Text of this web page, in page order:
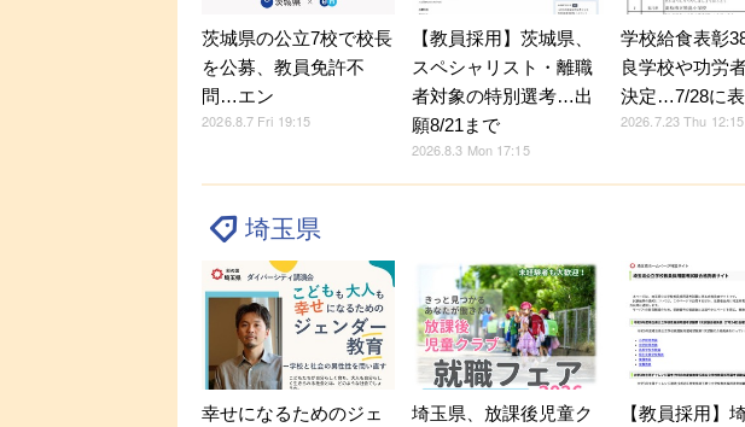
茨城県の公立7校で校長
を公募、教員免許不
問…エン
2026.8.7 Fri 19:15
【教員採用】茨城県、
スペシャリスト・離職
者対象の特別選考…出
願8/21まで
2026.8.3 Mon 17:15
学校給食表彰
良学校や功労
決定…7/28に
2026.7.23 Thu 12:15
埼玉県
幸せになるためのジェ 埼玉県、放課後児童ク 【教員採用】